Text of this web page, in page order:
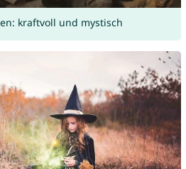
kraftvoll und mystisch